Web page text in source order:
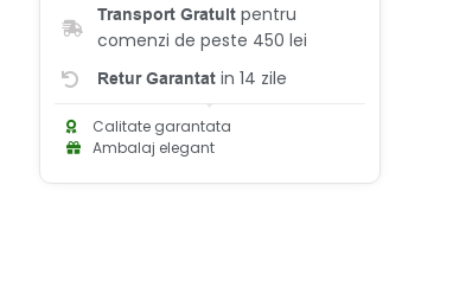
Transport Gratuit pentru
comenzi de peste 450 lei
Retur Garantat in 14 zile
Calitate garantata
Ambalaj elegant